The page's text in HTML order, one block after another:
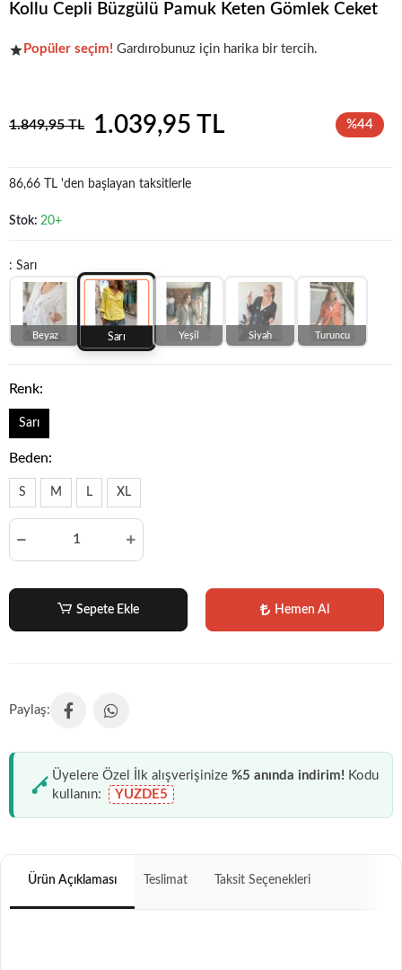
Kollu Cepli Büzgülü Pamuk Keten Gömlek Ceket
Şu andaçok talep görüyor!
Popüler seçim! Gardırobunuz için harika bir tercih.
1.849,95 TL 1.039,95 TL %44
86,66 TL 'den başlayan taksitlerle
Stok: 20+
: Sarı
Beyaz Sarı Yeşil Siyah Turuncu
Renk:
Sarı
Beden:
S M L XL
Sepete Ekle Hemen Al
Üyelere Özel İlk alışverişinize %5 anında indirim! Kodu
kullanın:
YUZDE5
Ürün Açıklaması Teslimat Taksit Seçenekleri